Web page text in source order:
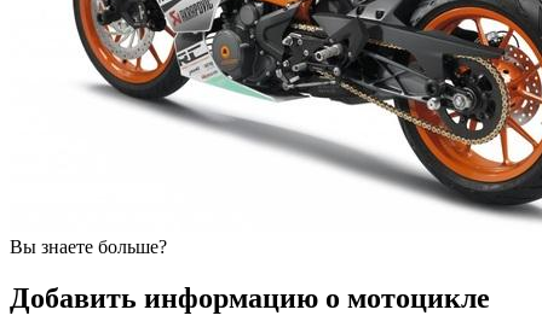
Вы знаете больше?
Добавить информацию о мотоцикле